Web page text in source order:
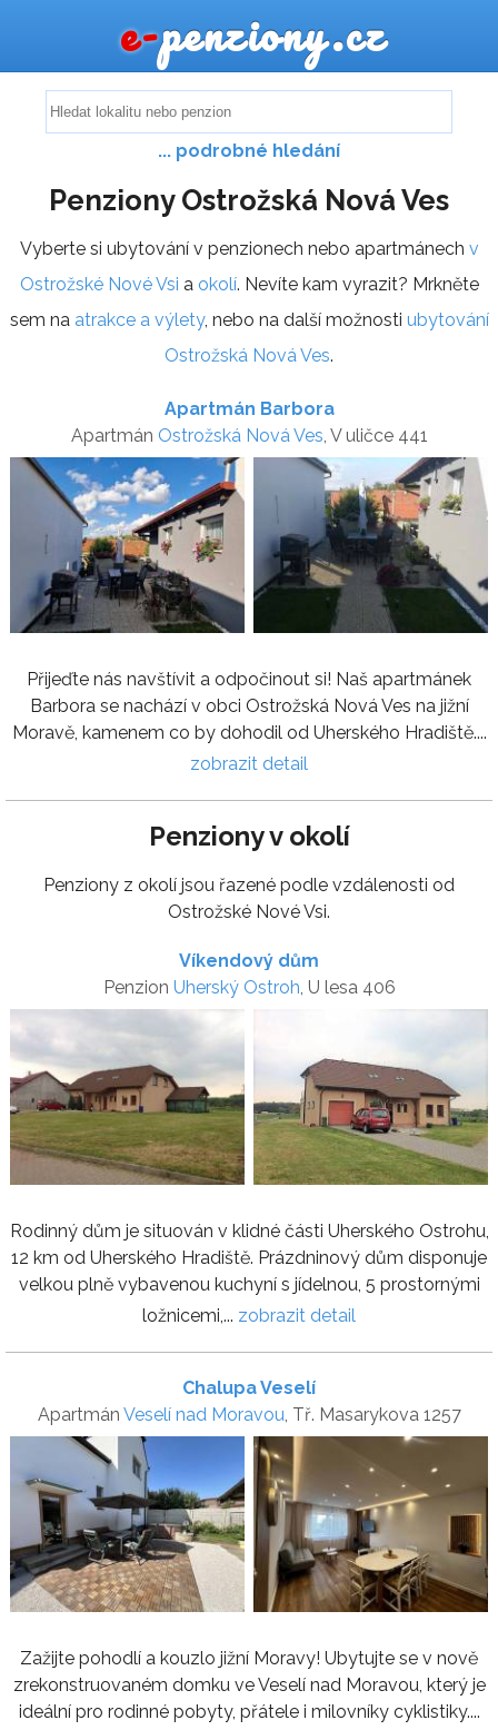
e-penziony.cz
... podrobné hledání
Penziony Ostrožská Nová Ves
Vyberte si ubytování v penzionech nebo apartmánech v
Ostrožské Nové Vsi a okolí. Nevíte kam vyrazit? Mrkněte
sem na atrakce a výlety, nebo na další možnosti ubytování
Ostrožská Nová Ves.
Apartmán Barbora
Apartmán Ostrožská Nová Ves , V uličce 441
Přijeďte nás navštívit a odpočinout si! Naš apartmánek
Barbora se nachází v obci Ostrožská Nová Ves na jižní
Moravě, kamenem co by dohodil od Uherského Hradiště....
zobrazit detail
Penziony v okolí
Penziony z okolí jsou řazené podle vzdálenosti od
Ostrožské Nové Vsi.
Víkendový dům
Penzion Uherský Ostroh , U lesa 406
Rodinný dům je situován v klidné části Uherského Ostrohu,
12 km od Uherského Hradiště. Prázdninový dům disponuje
velkou plně vybavenou kuchyní s jídelnou, 5 prostornými
ložnicemi,... zobrazit detail
Chalupa Veselí
Apartmán Veselí nad Moravou, Tř. Masarykova 1257
Zažijte pohodlí a kouzlo jižní Moravy! Ubytujte se v nově
zrekonstruovaném domku ve Veselí nad Moravou, který je
ideální pro rodinné pobyty, přátele i milovníky cyklistiky....